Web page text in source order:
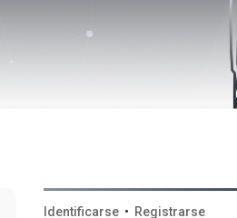
Identificarse • Registrarse